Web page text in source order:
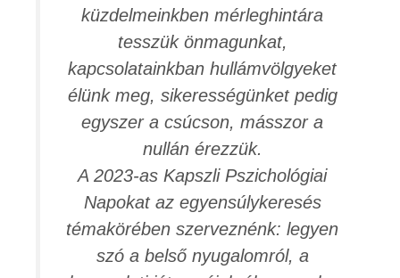
küzdelmeinkben mérleghintára
tesszük önmagunkat,
kapcsolatainkban hullámvölgyeket
élünk meg, sikerességünket pedig
egyszer a csúcson, másszor a
nullán érezzük.
A 2023-as Kapszli Pszichológiai
Napokat az egyensúlykeresés
témakörében szerveznénk: legyen
szó a belső nyugalomról, a